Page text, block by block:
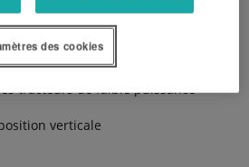
d’obstacle
tracteurs de faible puissance
verticale
des cookies